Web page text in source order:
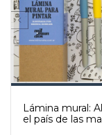
Lámina mural:
el país de las